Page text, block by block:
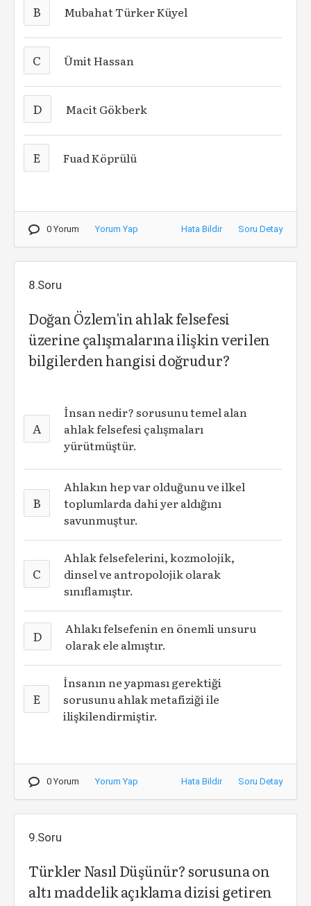
B Mubahat Türker Küyel
C Ümit Hassan
D Macit Gökberk
E Fuad Köprülü
0 Yorum Yorum Yap Hata Bildir Soru Detay
8.Soru
Doğan Özlem'in ahlak felsefesi
üzerine çalışmalarına ilişkin verilen
bilgilerden hangisi doğrudur?
A
İnsan nedir? sorusunu temel alan
ahlak felsefesi çalışmaları
yürütmüştür.
B
Ahlakın hep var olduğunu ve ilkel
toplumlarda dahi yer aldığını
savunmuştur.
C
Ahlak felsefelerini, kozmolojik,
dinsel ve antropolojik olarak
sınıflamıştır.
D
Ahlakı felsefenin en önemli unsuru
olarak ele almıştır.
E
İnsanın ne yapması gerektiği
sorusunu ahlak metafiziği ile
ilişkilendirmiştir.
0 Yorum Yorum Yap Hata Bildir Soru Detay
9.Soru
Türkler Nasıl Düşünür? sorusuna on
altı maddelik açıklama dizisi getiren